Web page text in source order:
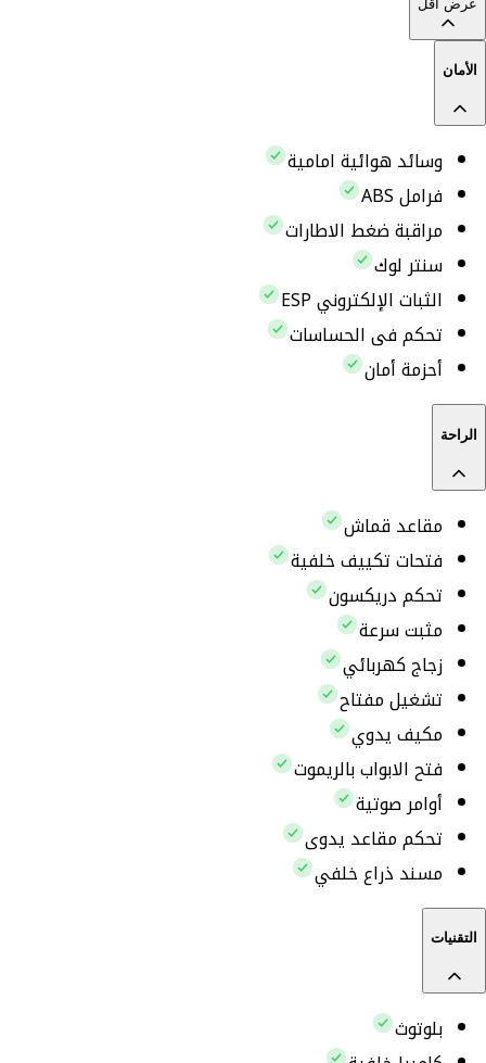
عرض أقل
الأمان
وسائد هوائية امامية
فرامل ABS
مراقبة ضغط الاطارات
سنتر لوك
الثبات الإلكتروني ESP
تحكم فى الحساسات
أحزمة أمان
الراحة
مقاعد قماش
فتحات تكييف خلفية
تحكم دريكسون
مثبت سرعة
زجاج كهربائي
تشغيل مفتاح
مكيف يدوي
فتح الابواب بالريموت
أوامر صوتية
تحكم مقاعد يدوى
مسند ذراع خلفي
التقنيات
بلوتوث